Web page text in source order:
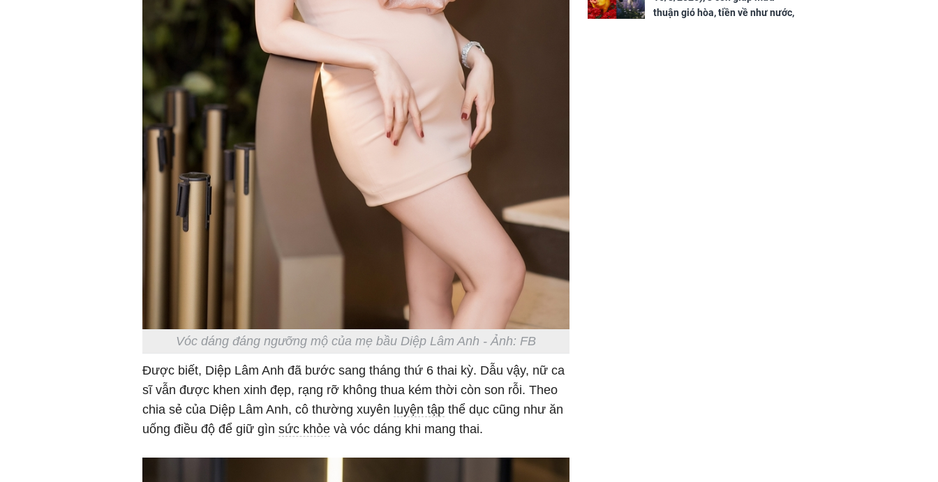
Vóc dáng đáng ngưỡng mộ của mẹ bầu Diệp Lâm Anh - Ảnh: FB
Được biết, Diệp Lâm Anh đã bước sang tháng thứ 6 thai kỳ. Dẫu vậy, nữ ca
sĩ vẫn được khen xinh đẹp, rạng rỡ không thua kém thời còn son rỗi. Theo
chia sẻ của Diệp Lâm Anh, cô thường xuyên luyện tập thể dục cũng như ăn
uống điều độ để giữ gìn sức khỏe và vóc dáng khi mang thai.
thuận gió hòa, tiền về như nước,